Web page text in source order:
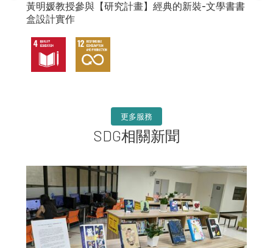
黃明媛教授參與【研究計畫】經典的新裝-文學書書
盒設計實作
更多服務
SDG相關新聞